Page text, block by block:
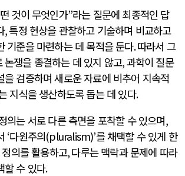
것이 무엇인가”라는 질문에 최종적인 답
,특정 현상을 관찰하고 기술하며 비교하고
기준을 마련하는 데 목적을 둔다.따라서 그
논쟁을 종결하는 데 있지 않고,과학이 질문
을 검증하며 새로운 자료에 비추어 지속적
지식을 생산하도록 돕는 데 있다.
의는 서로 다른 측면을 포착할 수 있으며,
‘다원주의(pluralism)’를 채택할 수 있게 한
의를 활용하고,다루는 맥락과 문제에 따라
할 수 있다.